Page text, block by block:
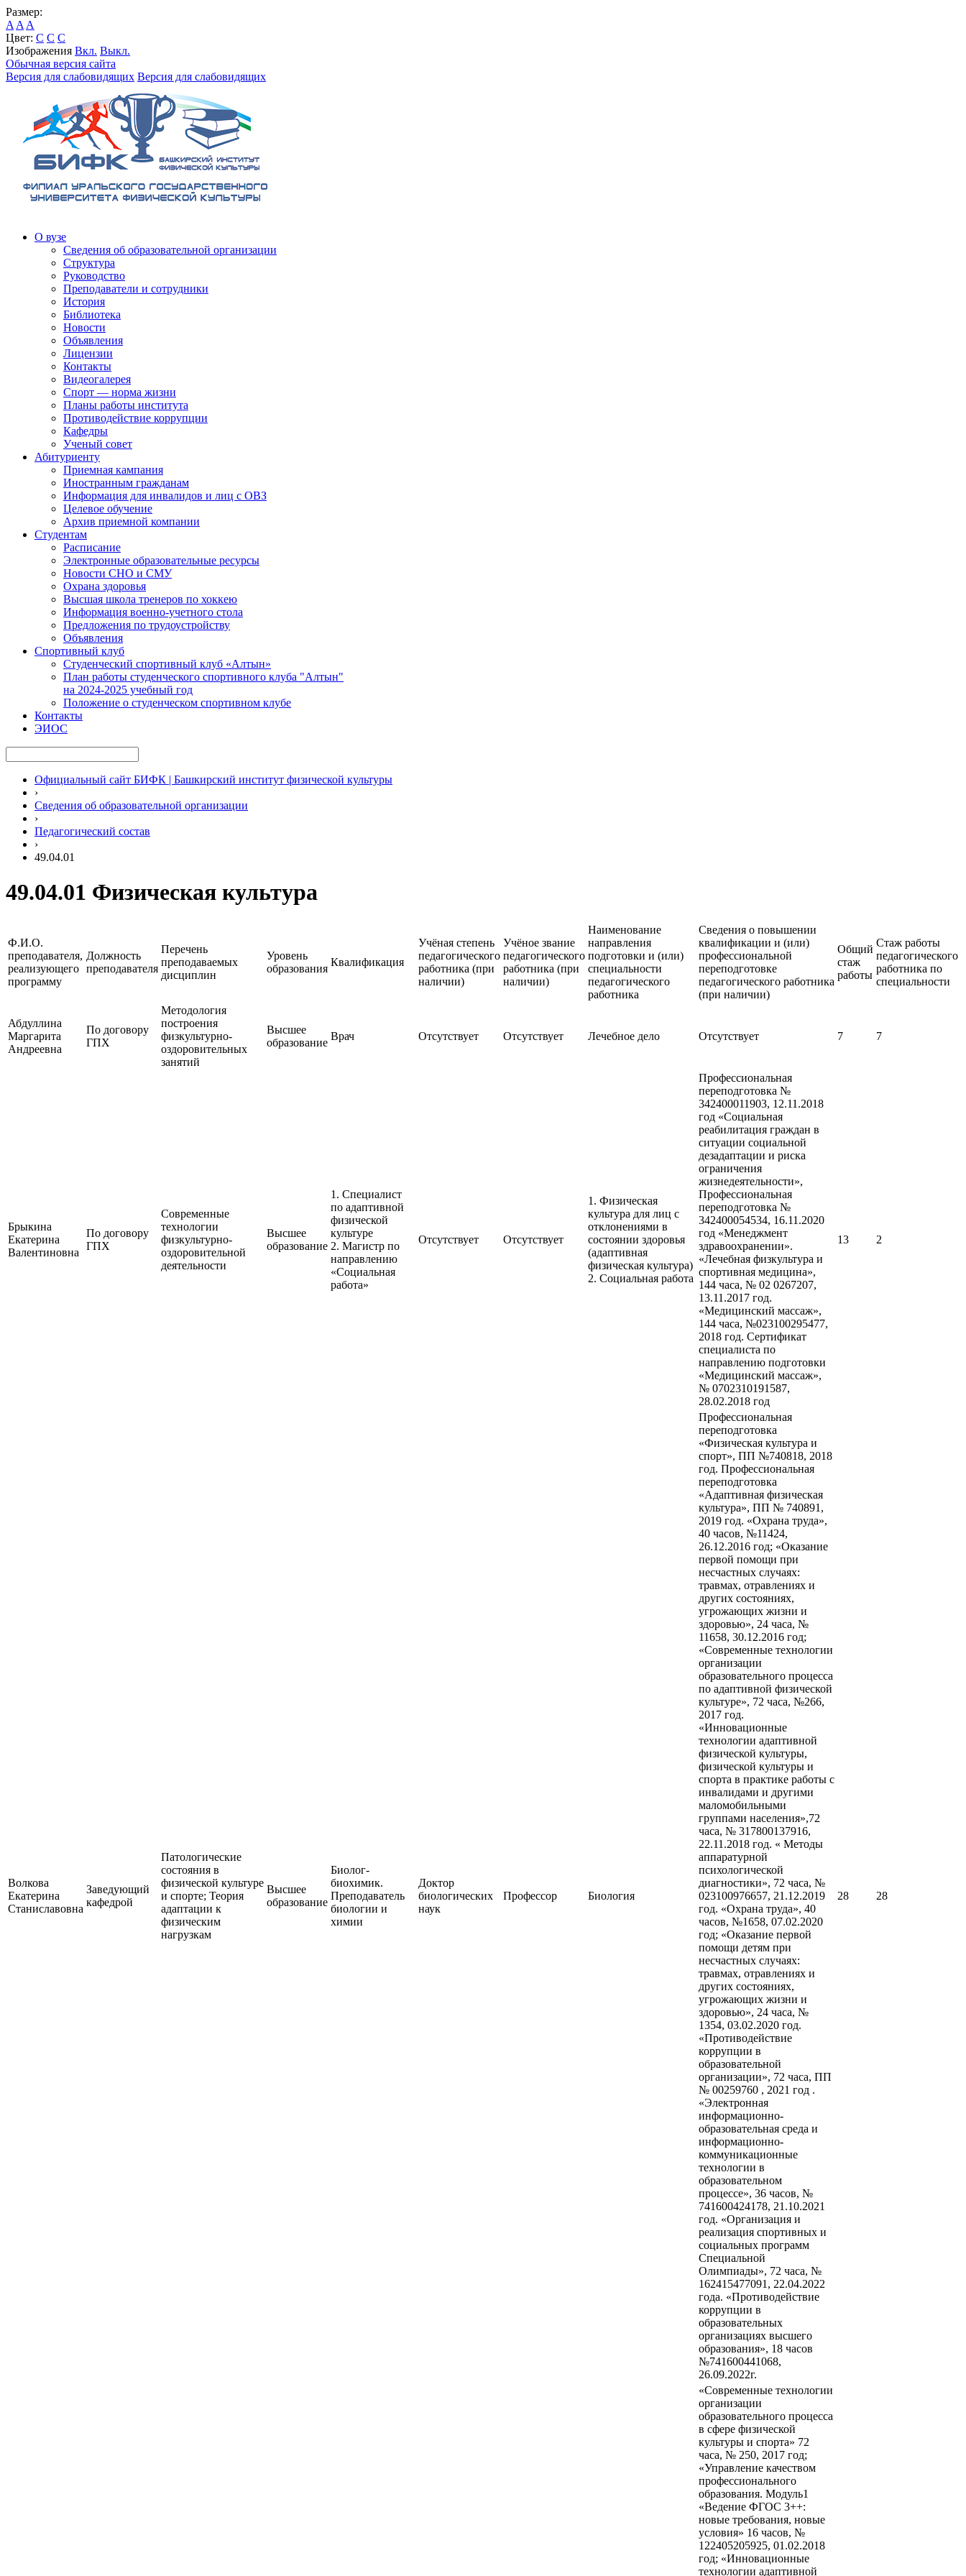
Размер:
A A A
Цвет: C C C
Изображения Вкл. Выкл.
Обычная версия сайта
Версия для слабовидящих Версия для слабовидящих
О вузе
Сведения об образовательной организации
Структура
Руководство
Преподаватели и сотрудники
История
Библиотека
Новости
Объявления
Лицензии
Контакты
Видеогалерея
Спорт — норма жизни
Планы работы института
Противодействие коррупции
Кафедры
Ученый совет
Абитуриенту
Приемная кампания
Иностранным гражданам
Информация для инвалидов и лиц с ОВЗ
Целевое обучение
Архив приемной компании
Студентам
Расписание
Электронные образовательные ресурсы
Новости СНО и СМУ
Охрана здоровья
Высшая школа тренеров по хоккею
Информация военно-учетного стола
Предложения по трудоустройству
Объявления
Спортивный клуб
Студенческий спортивный клуб «Алтын»
План работы студенческого спортивного клуба "Алтын"
на 2024-2025 учебный год
Положение о студенческом спортивном клубе
Контакты
ЭИОС
Официальный сайт БИФК | Башкирский институт физической культуры
›
Сведения об образовательной организации
›
Педагогический состав
›
49.04.01
49.04.01 Физическая культура
Ф.И.О.
преподавателя,
реализующего
программу
Должность
преподавателя
Перечень
преподаваемых
дисциплин
Уровень
образования
Квалификация
Учёная степень
педагогического
работника (при
наличии)
Учёное звание
педагогического
работника (при
наличии)
Наименование
направления
подготовки и (или)
специальности
педагогического
работника
Сведения о повышении
квалификации и (или)
профессиональной
переподготовке
педагогического работника
(при наличии)
Общий
стаж
работы
Стаж работы
педагогического
работника по
специальности
Абдуллина
Маргарита
Андреевна
По договору
ГПХ
Методология
построения
физкультурно-
оздоровительных
занятий
Высшее
образование
Врач Отсутствует Отсутствует Лечебное дело Отсутствует 7 7
Брыкина
Екатерина
Валентиновна
По договору
ГПХ
Современные
технологии
физкультурно-
оздоровительной
деятельности
Высшее
образование
1. Специалист
по адаптивной
физической
культуре
2. Магистр по
направлению
«Социальная
работа»
Отсутствует Отсутствует
1. Физическая
культура для лиц с
отклонениями в
состоянии здоровья
(адаптивная
физическая культура)
2. Социальная работа
Профессиональная
переподготовка №
342400011903, 12.11.2018
год «Социальная
реабилитация граждан в
ситуации социальной
дезадаптации и риска
ограничения
жизнедеятельности»,
Профессиональная
переподготовка №
342400054534, 16.11.2020
год «Менеджмент
здравоохранении».
«Лечебная физкультура и
спортивная медицина»,
144 часа, № 02 0267207,
13.11.2017 год.
«Медицинский массаж»,
144 часа, №023100295477,
2018 год. Сертификат
специалиста по
направлению подготовки
«Медицинский массаж»,
№ 0702310191587,
28.02.2018 год
13 2
Волкова
Екатерина
Станиславовна
Заведующий
кафедрой
Патологические
состояния в
физической культуре
и спорте; Теория
адаптации к
физическим
нагрузкам
Высшее
образование
Биолог-
биохимик.
Преподаватель
биологии и
химии
Доктор
биологических
наук
Профессор Биология
Профессиональная
переподготовка
«Физическая культура и
спорт», ПП №740818, 2018
год. Профессиональная
переподготовка
«Адаптивная физическая
культура», ПП № 740891,
2019 год. «Охрана труда»,
40 часов, №11424,
26.12.2016 год; «Оказание
первой помощи при
несчастных случаях:
травмах, отравлениях и
других состояниях,
угрожающих жизни и
здоровью», 24 часа, №
11658, 30.12.2016 год;
«Современные технологии
организации
образовательного процесса
по адаптивной физической
культуре», 72 часа, №266,
2017 год.
«Инновационные
технологии адаптивной
физической культуры,
физической культуры и
спорта в практике работы с
инвалидами и другими
маломобильными
группами населения»,72
часа, № 317800137916,
22.11.2018 год. « Методы
аппаратурной
психологической
диагностики», 72 часа, №
023100976657, 21.12.2019
год. «Охрана труда», 40
часов, №1658, 07.02.2020
год; «Оказание первой
помощи детям при
несчастных случаях:
травмах, отравлениях и
других состояниях,
угрожающих жизни и
здоровью», 24 часа, №
1354, 03.02.2020 год.
«Противодействие
коррупции в
образовательной
организации», 72 часа, ПП
№ 00259760 , 2021 год .
«Электронная
информационно-
образовательная среда и
информационно-
коммуникационные
технологии в
образовательном
процессе», 36 часов, №
741600424178, 21.10.2021
год. «Организация и
реализация спортивных и
социальных программ
Специальной
Олимпиады», 72 часа, №
162415477091, 22.04.2022
года. «Противодействие
коррупции в
образовательных
организациях высшего
образования», 18 часов
№741600441068,
26.09.2022г.
28 28
«Современные технологии
организации
образовательного процесса
в сфере физической
культуры и спорта» 72
часа, № 250, 2017 год;
«Управление качеством
профессионального
образования. Модуль1
«Ведение ФГОС 3++:
новые требования, новые
условия» 16 часов, №
122405205925, 01.02.2018
год; «Инновационные
технологии адаптивной